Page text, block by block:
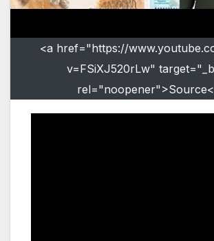
<a href="https://
v=FSiXJ520rLw"